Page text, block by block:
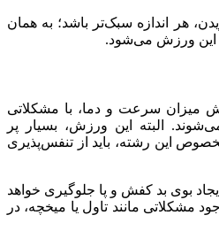
هر اندازه سبک‌تر باشد؛ به همان
این ورزش می‌شود.
میزان سرعت و دما، با مشکلاتی
البته این ورزش، بسیار پر
این رشته، باید از تنفس‌پذیری
بوی بد کفش و پا جلوگیری خواهد
مشکلاتی مانند تاول یا میخچه، در‌